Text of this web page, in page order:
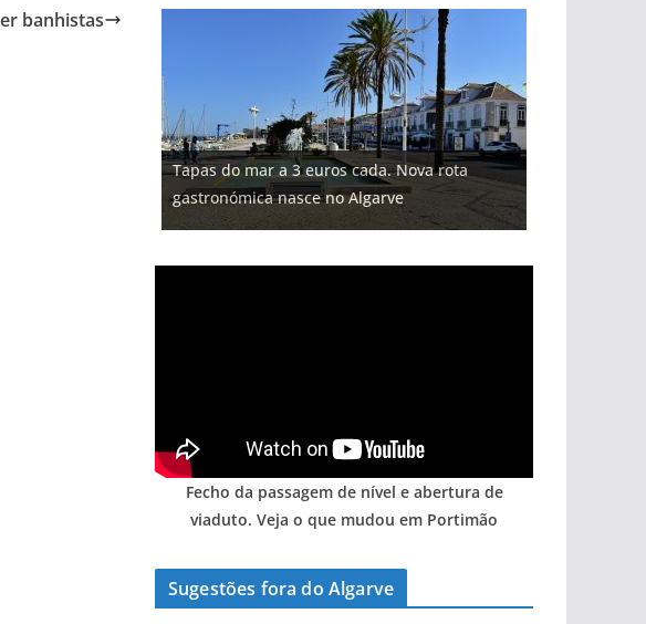
banhistas
Tapas do mar a 3 euros cada. Nova rota
gastronómica nasce no Algarve
Fecho da passagem de nível e abertura de
viaduto. Veja o que mudou em Portimão
Sugestões fora do Algarve